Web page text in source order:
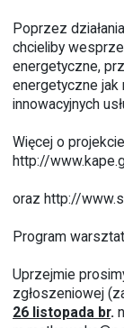
Poprzez
chcieliby
energetyczne,
energetyczne jak
innowacyjnych
Więcej o
http://
oraz http://
Program
Uprzejmie
zgłoszeniowej
26 listopada br.